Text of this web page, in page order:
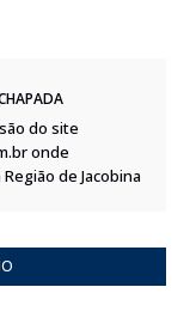
do site
onde
de Jacobina